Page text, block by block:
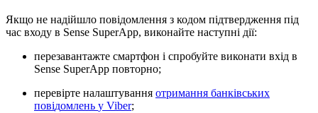
Якщо не надійшло повідомлення з кодом підтвердження під
час входу в Sense SuperApp, виконайте наступні дії:
перезавантажте смартфон і спробуйте виконати вхід в
Sense SuperApp повторно;
перевірте налаштування отримання банківських
повідомлень у Viber;